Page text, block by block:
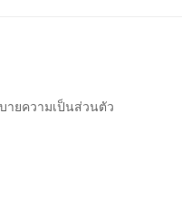
ายความเป็นส่วนตัว